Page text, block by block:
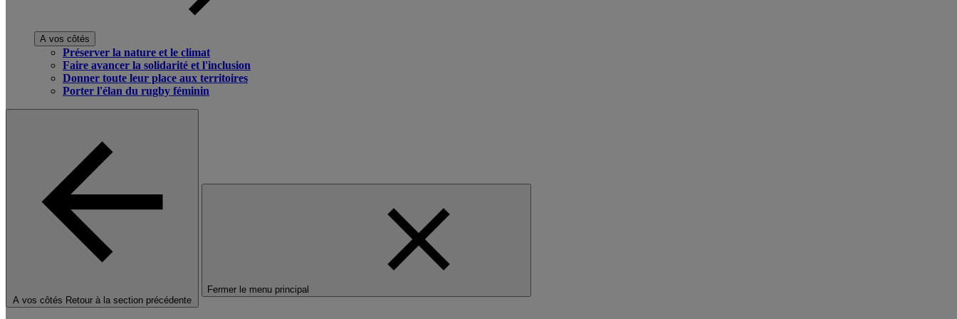
A vos côtés
Préserver la nature et le climat
Faire avancer la solidarité et l'inclusion
Donner toute leur place aux territoires
Porter l'élan du rugby féminin
A vos côtés Retour à la section précédente
Fermer le menu principal